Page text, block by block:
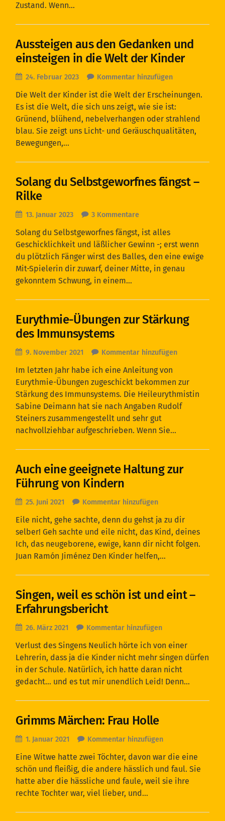
Zustand. Wenn…
Aussteigen aus den Gedanken und
einsteigen in die Welt der Kinder
24. Februar 2023 Kommentar hinzufügen
Die Welt der Kinder ist die Welt der Erscheinungen.
Es ist die Welt, die sich uns zeigt, wie sie ist:
Grünend, blühend, nebelverhangen oder strahlend
blau. Sie zeigt uns Licht- und Geräuschqualitäten,
Bewegungen,…
Solang du Selbstgeworfnes fängst –
Rilke
13. Januar 2023 3 Kommentare
Solang du Selbstgeworfnes fängst, ist alles
Geschicklichkeit und läßlicher Gewinn -; erst wenn
du plötzlich Fänger wirst des Balles, den eine ewige
Mit-Spielerin dir zuwarf, deiner Mitte, in genau
gekonntem Schwung, in einem…
Eurythmie-Übungen zur Stärkung
des Immunsystems
9. November 2021 Kommentar hinzufügen
Im letzten Jahr habe ich eine Anleitung von
Eurythmie-Übungen zugeschickt bekommen zur
Stärkung des Immunsystems. Die Heileurythmistin
Sabine Deimann hat sie nach Angaben Rudolf
Steiners zusammengestellt und sehr gut
nachvollziehbar aufgeschrieben. Wenn Sie…
Auch eine geeignete Haltung zur
Führung von Kindern
25. Juni 2021 Kommentar hinzufügen
Eile nicht, gehe sachte, denn du gehst ja zu dir
selber! Geh sachte und eile nicht, das Kind, deines
Ich, das neugeborene, ewige, kann dir nicht folgen.
Juan Ramón Jiménez Den Kinder helfen,…
Singen, weil es schön ist und eint –
Erfahrungsbericht
26. März 2021 Kommentar hinzufügen
Verlust des Singens Neulich hörte ich von einer
Lehrerin, dass ja die Kinder nicht mehr singen dürfen
in der Schule. Natürlich, ich hatte daran nicht
gedacht… und es tut mir unendlich Leid! Denn…
Grimms Märchen: Frau Holle
1. Januar 2021 Kommentar hinzufügen
Eine Witwe hatte zwei Töchter, davon war die eine
schön und fleißig, die andere hässlich und faul. Sie
hatte aber die hässliche und faule, weil sie ihre
rechte Tochter war, viel lieber, und…